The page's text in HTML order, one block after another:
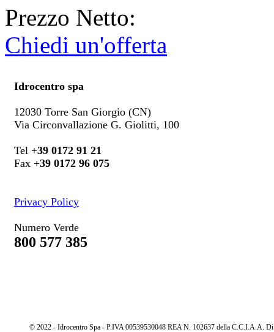
Prezzo Netto:
Chiedi un'offerta
Idrocentro spa
12030 Torre San Giorgio (CN)
Via Circonvallazione G. Giolitti, 100
Tel +39 0172 91 21
Fax +39 0172 96 075
Privacy Policy
Numero Verde
800 577 385
© 2022 - Idrocentro Spa - P.IVA 00539530048 REA N. 102637 della C.C.I.A.A.